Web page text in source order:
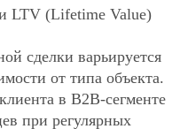
LTV (Lifetime Value)
сделки варьируется
от типа объекта.
в B2B-сегменте
при регулярных